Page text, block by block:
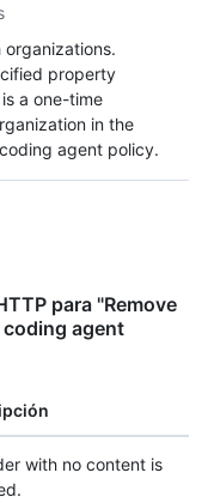
property
a one-time
in the
agent policy.
para "Remove
agent
with no content is